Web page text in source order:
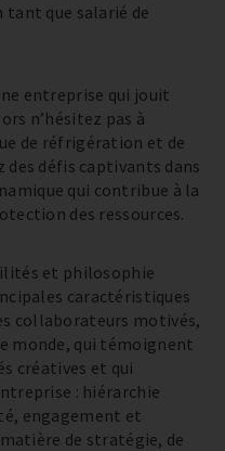
que salarié de
entreprise qui jouit
n’hésitez pas à
de réfrigération et de
défis captivants dans
qui contribue à la
des ressources.
et philosophie
caractéristiques
collaborateurs motivés,
monde, qui témoignent
créatives et qui
: hiérarchie
engagement et
de stratégie, de